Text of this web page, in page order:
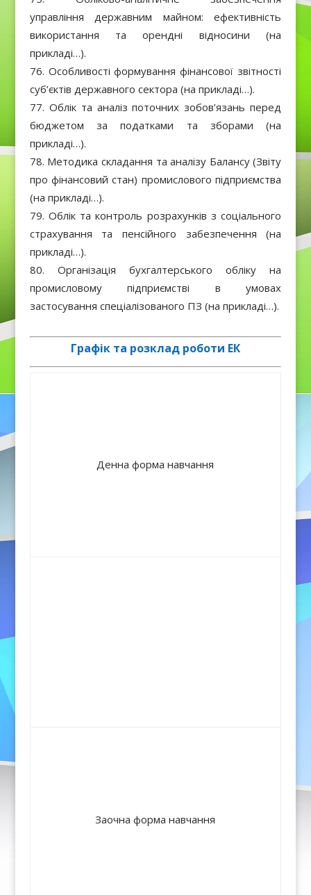
управління державним майном: ефективність
використання та орендні відносини (на
прикладі…).
Особливості формування фінансової звітності
суб’єктів державного сектора (на прикладі…).
Облік та аналіз поточних зобов’язань перед
бюджетом за податками та зборами (на
прикладі…).
Методика складання та аналізу Балансу (Звіту
про фінансовий стан) промислового підприємства
(на прикладі…).
Облік та контроль розрахунків з соціального
страхування та пенсійного забезпечення (на
прикладі…).
Організація бухгалтерського обліку на
промисловому підприємстві в умовах
застосування спеціалізованого ПЗ (на прикладі…).
Графік та розклад роботи ЕК
Денна форма навчання
Заочна форма навчання